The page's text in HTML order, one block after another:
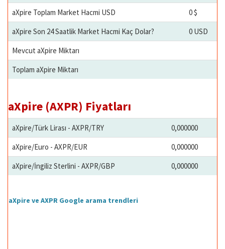
aXpire Toplam Market Hacmi USD
0 $
aXpire Son 24 Saatlik Market Hacmi Kaç Dolar?
0 USD
Mevcut aXpire Miktarı
Toplam aXpire Miktarı
aXpire (AXPR) Fiyatları
aXpire/Türk Lirası - AXPR/TRY
0,000000
aXpire/Euro - AXPR/EUR
0,000000
aXpire/İngiliz Sterlini - AXPR/GBP
0,000000
aXpire ve AXPR Google arama trendleri